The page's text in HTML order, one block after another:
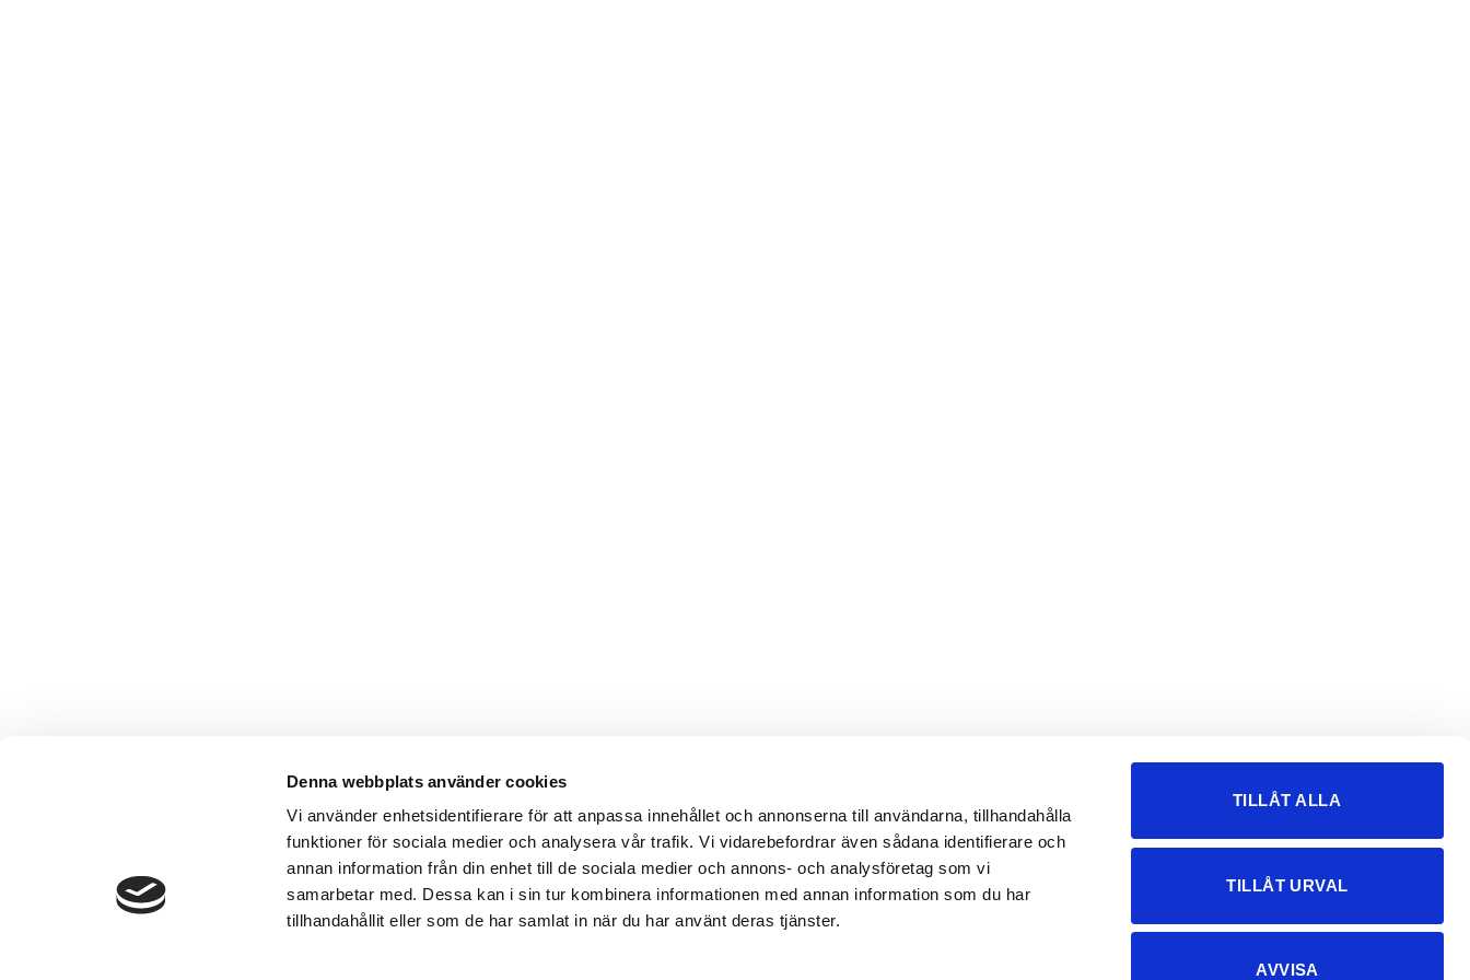
Denna webbplats använder cookies
Vi använder enhetsidentifierare för att anpassa innehållet och annonserna till användarna, tillhandahålla
funktioner för sociala medier och analysera vår trafik. Vi vidarebefordrar även sådana identifierare och
annan information från din enhet till de sociala medier och annons- och analysföretag som vi
samarbetar med. Dessa kan i sin tur kombinera informationen med annan information som du har
tillhandahållit eller som de har samlat in när du har använt deras tjänster.
TILLÅT ALLA
TILLÅT URVAL
AVVISA